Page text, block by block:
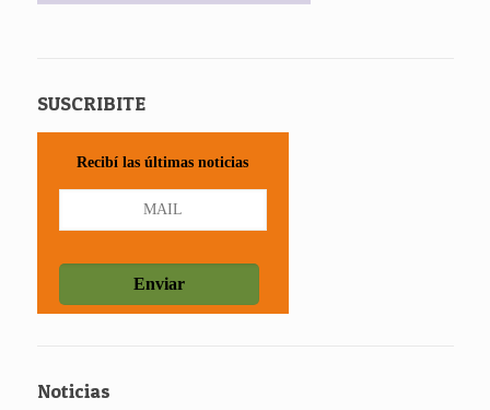
SUSCRIBITE
Recibí las últimas noticias
Noticias